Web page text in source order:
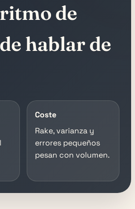
de
hablar de
Coste
Rake, varianza y
errores pequeños
pesan con volumen.